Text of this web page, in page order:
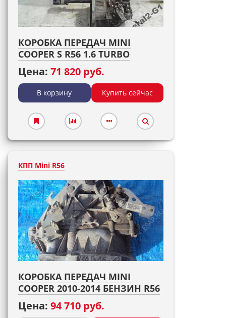
КОРОБКА ПЕРЕДАЧ MINI
COOPER S R56 1.6 TURBO
Цена: 71 820 руб.
В корзину Купить сейчас
КПП Mini R56
КОРОБКА ПЕРЕДАЧ MINI
COOPER 2010-2014 БЕНЗИН R56
Цена: 94 710 руб.